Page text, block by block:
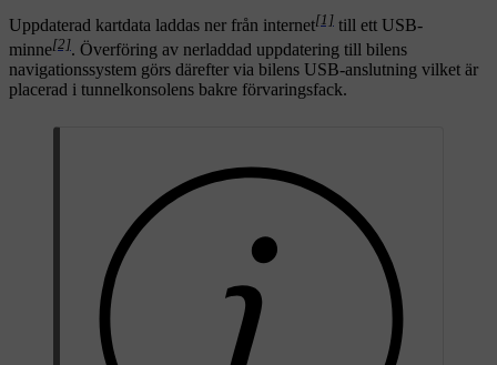
Uppdaterad kartdata laddas ner från internet[1] till ett USB-
minne[2]. Överföring av nerladdad uppdatering till bilens
navigationssystem görs därefter via bilens USB-anslutning vilket är
placerad i tunnelkonsolens bakre förvaringsfack.